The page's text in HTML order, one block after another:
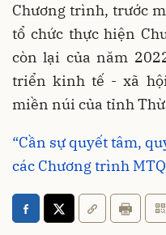
Chương trình, trước
tổ chức thực hiện
còn lại của năm
triển kinh tế - xã
miền núi của tỉnh
“Cần sự quyết tâm,
các Chương trình